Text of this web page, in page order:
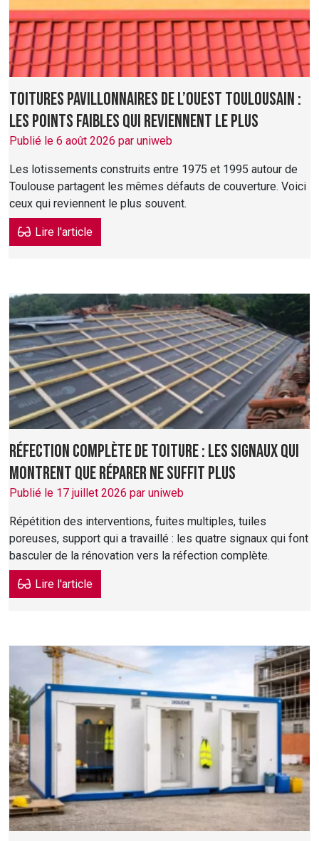
Toitures pavillonnaires de l’ouest toulousain :
les points faibles qui reviennent le plus
Publié le 6 août 2026 par uniweb
Les lotissements construits entre 1975 et 1995 autour de
Toulouse partagent les mêmes défauts de couverture. Voici
ceux qui reviennent le plus souvent.
Lire l'article
Réfection complète de toiture : les signaux qui
montrent que réparer ne suffit plus
Publié le 17 juillet 2026 par uniweb
Répétition des interventions, fuites multiples, tuiles
poreuses, support qui a travaillé : les quatre signaux qui font
basculer de la rénovation vers la réfection complète.
Lire l'article